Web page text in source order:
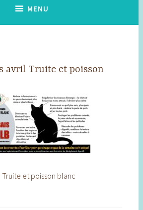
MENU
avril Truite et poisson
Truite et poisson blanc